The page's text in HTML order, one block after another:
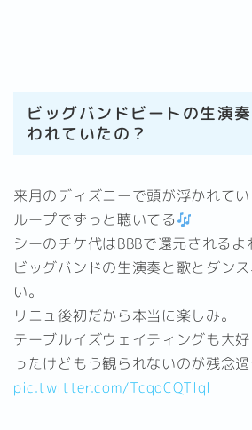
ビッグバンドビートの生演
われていたの？
来月のディズニーで頭が浮かれてい
ループでずっと聴いてる
シーのチケ代はBBBで還元される
ビッグバンドの生演奏と歌とダン
い。
リニュ後初だから本当に楽しみ。
テーブルイズウェイティングも大
ったけどもう観られないのが残念過
pic.twitter.com/TcqoCQTlql